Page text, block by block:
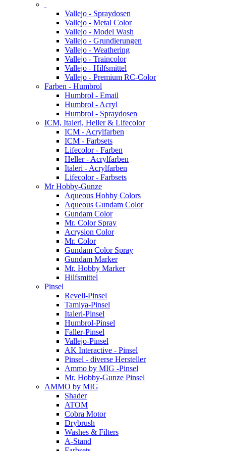
Vallejo - Spraydosen
Vallejo - Metal Color
Vallejo - Model Wash
Vallejo - Grundierungen
Vallejo - Weathering
Vallejo - Traincolor
Vallejo - Hilfsmittel
Vallejo - Premium RC-Color
Farben - Humbrol
Humbrol - Email
Humbrol - Acryl
Humbrol - Spraydosen
ICM, Italeri, Heller & Lifecolor
ICM - Acrylfarben
ICM - Farbsets
Lifecolor - Farben
Heller - Acrylfarben
Italeri - Acrylfarben
Lifecolor - Farbsets
Mr Hobby-Gunze
Aqueous Hobby Colors
Aqueous Gundam Color
Gundam Color
Mr. Color Spray
Acrysion Color
Mr. Color
Gundam Color Spray
Gundam Marker
Mr. Hobby Marker
Hilfsmittel
Pinsel
Revell-Pinsel
Tamiya-Pinsel
Italeri-Pinsel
Humbrol-Pinsel
Faller-Pinsel
Vallejo-Pinsel
AK Interactive - Pinsel
Pinsel - diverse Hersteller
Ammo by MIG -Pinsel
Mr. Hobby-Gunze Pinsel
AMMO by MIG
Shader
ATOM
Cobra Motor
Drybrush
Washes & Filters
A-Stand